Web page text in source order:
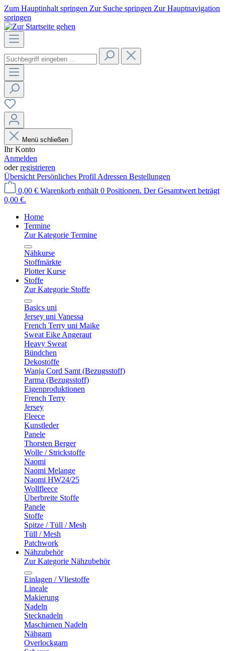
Zum Hauptinhalt springen Zur Suche springen Zur Hauptnavigation
springen
Menü schließen
Ihr Konto
Anmelden
oderregistrieren
Übersicht Persönliches Profil Adressen Bestellungen
0,00 € Warenkorb enthält 0 Positionen. Der Gesamtwert beträgt
0,00 €.
Home
Termine
Zur Kategorie Termine
Nähkurse
Stoffmärkte
Plotter Kurse
Stoffe
Zur Kategorie Stoffe
Basics uni
Jersey uni Vanessa
French Terry uni Maike
Sweat Eike Angeraut
Heavy Sweat
Bündchen
Dekostoffe
Wanja Cord Samt (Bezugsstoff)
Parma (Bezugsstoff)
Eigenproduktionen
French Terry
Jersey
Fleece
Kunstleder
Panele
Thorsten Berger
Wolle / Strickstoffe
Naomi
Naomi Melange
Naomi HW24/25
Wollfleece
Überbreite Stoffe
Panele
Stoffe
Spitze / Tüll / Mesh
Tüll / Mesh
Patchwork
Nähzubehör
Zur Kategorie Nähzubehör
Einlagen / Vliestoffe
Lineale
Makierung
Nadeln
Stecknadeln
Maschienen Nadeln
Nähgarn
Overlockgarn